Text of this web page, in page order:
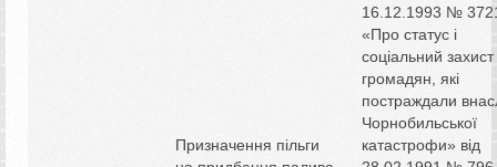
Призначення пільги
16.12.1993 №
«Про статус і
соціальний захист
громадян, які
постраждали
Чорнобильської
катастрофи» від